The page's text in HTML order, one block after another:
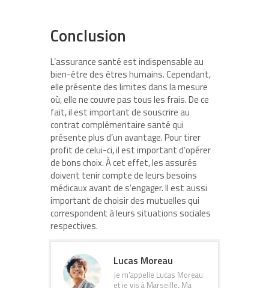
Conclusion
L’assurance santé est indispensable au
bien-être des êtres humains. Cependant,
elle présente des limites dans la mesure
où, elle ne couvre pas tous les frais. De ce
fait, il est important de souscrire au
contrat complémentaire santé qui
présente plus d’un avantage. Pour tirer
profit de celui-ci, il est important d’opérer
de bons choix. À cet effet, les assurés
doivent tenir compte de leurs besoins
médicaux avant de s’engager. Il est aussi
important de choisir des mutuelles qui
correspondent à leurs situations sociales
respectives.
Lucas Moreau
Je m'appelle Lucas Moreau
et je vis à Marseille. Ma